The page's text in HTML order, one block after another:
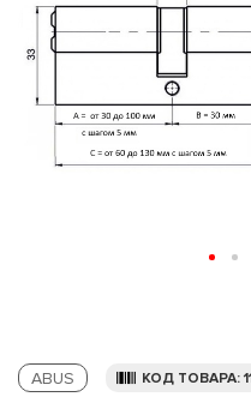
ABUS КОД ТОВАРА: